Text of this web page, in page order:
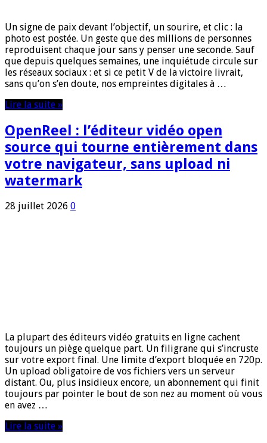
Un signe de paix devant l’objectif, un sourire, et clic : la
photo est postée. Un geste que des millions de personnes
reproduisent chaque jour sans y penser une seconde. Sauf
que depuis quelques semaines, une inquiétude circule sur
les réseaux sociaux : et si ce petit V de la victoire livrait,
sans qu’on s’en doute, nos empreintes digitales à …
Lire la suite »
OpenReel : l’éditeur vidéo open
source qui tourne entièrement dans
votre navigateur, sans upload ni
watermark
28 juillet 2026 0
La plupart des éditeurs vidéo gratuits en ligne cachent
toujours un piège quelque part. Un filigrane qui s’incruste
sur votre export final. Une limite d’export bloquée en 720p.
Un upload obligatoire de vos fichiers vers un serveur
distant. Ou, plus insidieux encore, un abonnement qui finit
toujours par pointer le bout de son nez au moment où vous
en avez …
Lire la suite »